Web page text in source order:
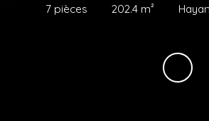
7 pièces 202.4 m²